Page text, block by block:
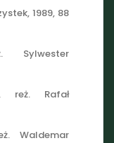
1989, 88
reż. Rafał
Waldemar